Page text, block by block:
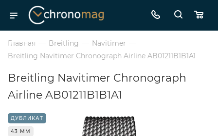
Главная — Breitling — Navitimer —
Breitling Navitimer Chronograph Airline AB01211B1B1A1
Breitling Navitimer Chronograph
Airline AB01211B1B1A1
ДУБЛИКАТ
43 ММ